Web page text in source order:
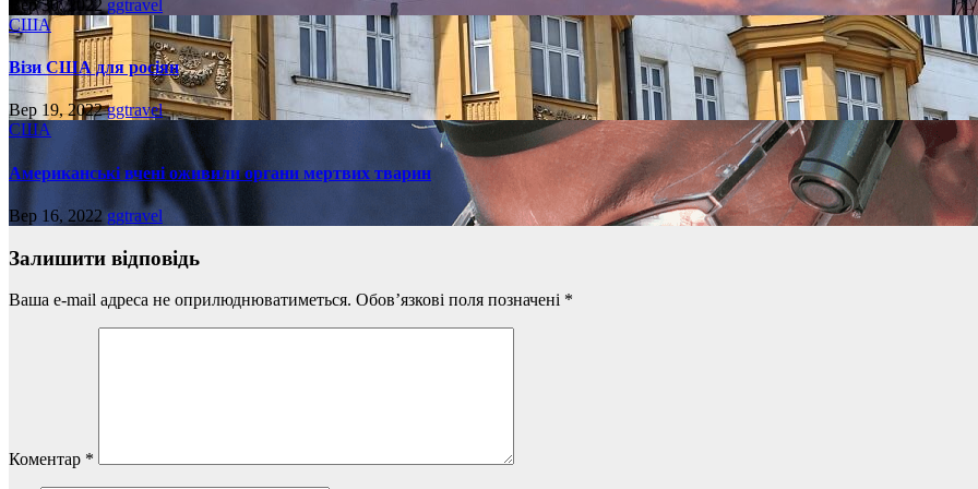
Вер 30, 2022ggtravel
США
Візи США для росіян
Вер 19, 2022ggtravel
США
Американські вчені оживили органи мертвих тварин
Вер 16, 2022ggtravel
Залишити відповідь
Ваша e-mail адреса не оприлюднюватиметься. Обов’язкові поля позначені *
Коментар *